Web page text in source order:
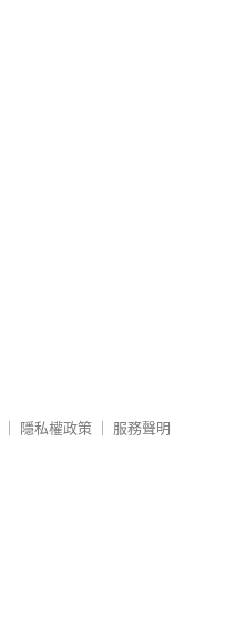
隱私權政策 服務聲明